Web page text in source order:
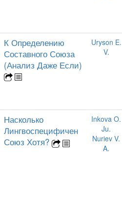
К Определению
Составного Союза
(Анализ Даже Если)
Uryson E.
V.
Насколько
Лингвоспецифичен
Союз Хотя?
Inkova O.
Ju.
Nuriev V.
A.